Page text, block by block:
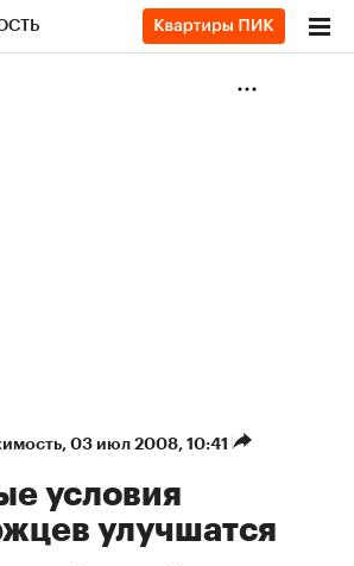
⁠, 03 июл 2008, 10:41
условия
улучшатся